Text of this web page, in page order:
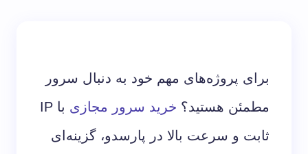
برای پروژه‌های مهم خود به دنبال سرور
مطمئن هستید؟ خرید سرور مجازی
با IP
ثابت و سرعت بالا در پارسدو، گزینه‌ای